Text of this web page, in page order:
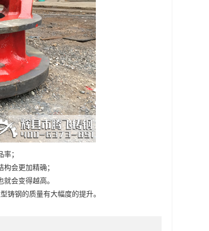
；
会更加精确；
会变得越高。
铸钢的质量有大幅度的提升。